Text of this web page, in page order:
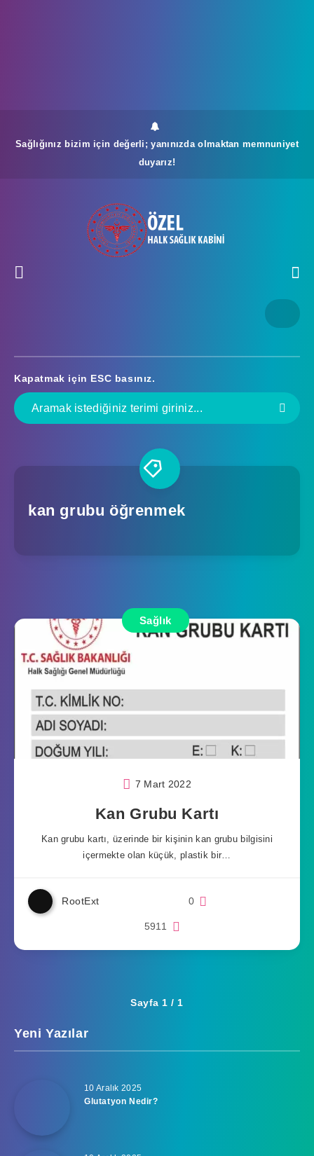
Sağlığınız bizim için değerli; yanınızda olmaktan memnuniyet
duyarız!
Kapatmak için ESC basınız.
kan grubu öğrenmek
Sağlık
7 Mart 2022
Kan Grubu Kartı
Kan grubu kartı, üzerinde bir kişinin kan grubu bilgisini
içermekte olan küçük, plastik bir…
RootExt 0
5911
Sayfa 1 / 1
Yeni Yazılar
10 Aralık 2025
Glutatyon Nedir?